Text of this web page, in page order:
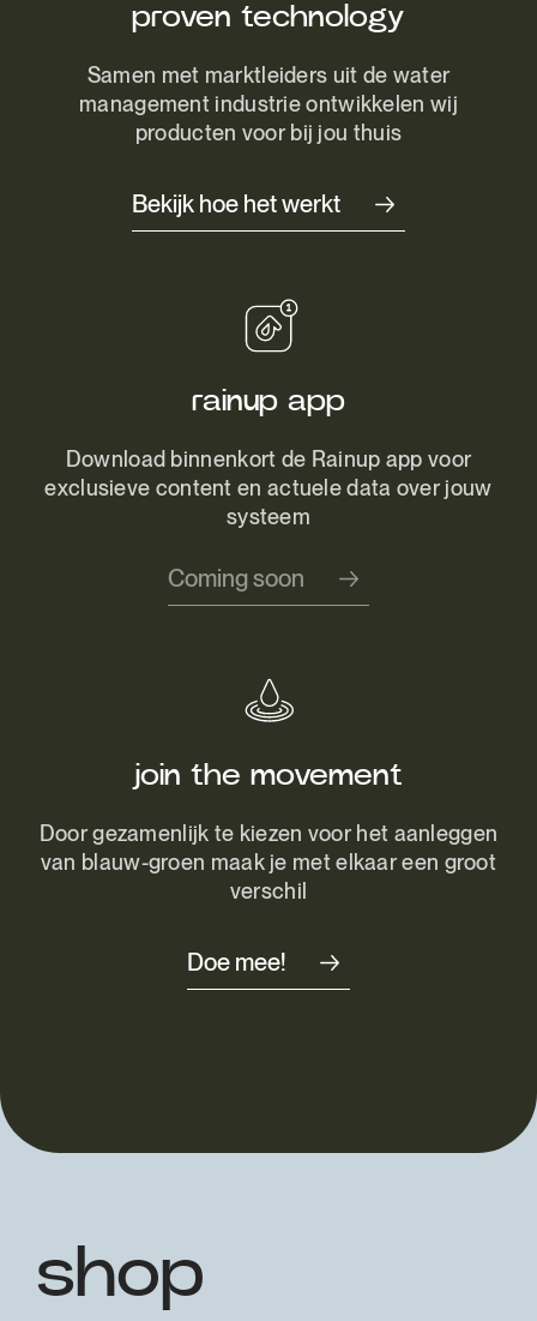
proven technology
Samen met marktleiders uit de water
management industrie ontwikkelen wij
producten voor bij jou thuis
Bekijk hoe het werkt
rainup app
Download binnenkort de Rainup app voor
exclusieve content en actuele data over jouw
systeem
Coming soon
join the movement
Door gezamenlijk te kiezen voor het aanleggen
van blauw-groen maak je met elkaar een groot
verschil
Doe mee!
shop